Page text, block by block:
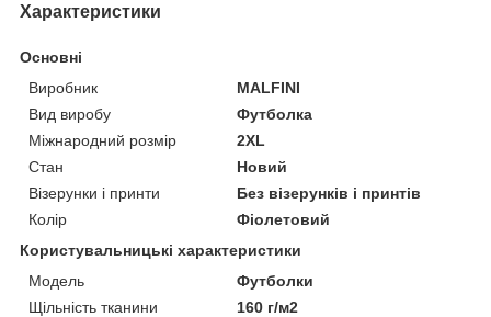
Характеристики
Основні
Виробник
MALFINI
Вид виробу
Футболка
Міжнародний розмір
2XL
Стан
Новий
Візерунки і принти
Без візерунків і принтів
Колір
Фіолетовий
Користувальницькі характеристики
Мoдель
Футболки
Щільність тканини
160 г/м2